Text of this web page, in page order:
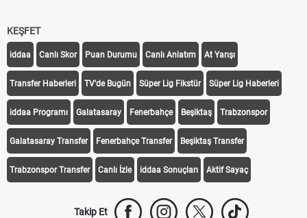
KEŞFET
iddaa Canlı Skor Puan Durumu Canlı Anlatım At Yarışı
Transfer Haberleri TV'de Bugün Süper Lig Fikstür Süper Lig Haberleri
iddaa Programı Galatasaray Fenerbahçe Beşiktaş Trabzonspor
Galatasaray Transfer Fenerbahçe Transfer Beşiktaş Transfer
Trabzonspor Transfer Canlı İzle iddaa Sonuçları Aktif Sayaç
Takip Et